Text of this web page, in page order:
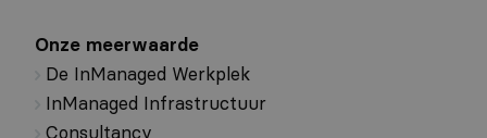
Onze meerwaarde
De InManaged Werkplek
InManaged Infrastructuur
Consultancy